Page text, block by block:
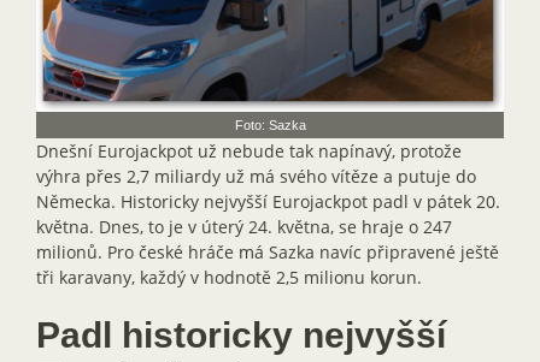
Foto: Sazka
Dnešní Eurojackpot už nebude tak napínavý, protože
výhra přes 2,7 miliardy už má svého vítěze a putuje do
Německa. Historicky nejvyšší Eurojackpot padl v pátek 20.
května. Dnes, to je v úterý 24. května, se hraje o 247
milionů. Pro české hráče má Sazka navíc připravené ještě
tři karavany, každý v hodnotě 2,5 milionu korun.
Padl historicky nejvyšší